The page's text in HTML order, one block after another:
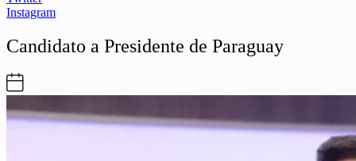
Instagram
Candidato a Presidente de Paraguay